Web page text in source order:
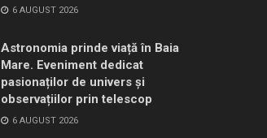
6 AUGUST 2026
Astronomia prinde viață în Baia
Mare. Eveniment dedicat
pasionaților de univers și
observațiilor prin telescop
6 AUGUST 2026